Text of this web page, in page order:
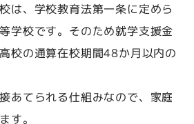
は、学校教育法第一条に定めら
学校です。そのため就学支援金
校の通算在校期間48か月以内の
あてられる仕組みなので、家庭
す。